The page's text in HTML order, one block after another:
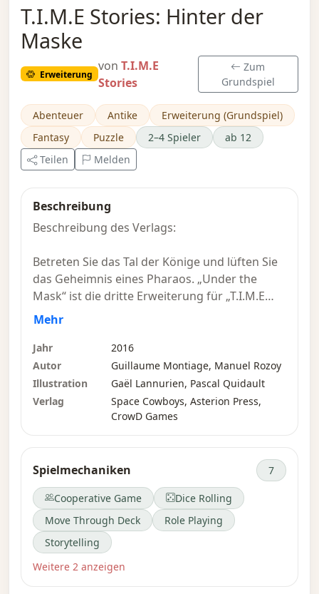
T.I.M.E Stories: Hinter der
Maske
Erweiterung
von T.I.M.E
Stories
Zum
Grundspiel
Abenteuer Antike
Erweiterung (Grundspiel)
Fantasy
Puzzle 2–4 Spieler
ab 12
Teilen
Melden
Beschreibung
Beschreibung des Verlags:
Betreten Sie das Tal der Könige und lüften Sie
das Geheimnis eines Pharaos. „Under the
Mask“ ist die dritte Erweiterung für „T.I.M.E
Stories“, das kooperative Spiel rund um
unbegrenzte Entdeckungen. Diesmal müssen
Sie und Ihre Mitstreiter als Zeitagenten ins alte
Ägypten reisen, um ein Verbrechen
aufzuklären, das die Zukunft zu destabilisieren
the Mask“ in ein Zeitalter voller Wunder und
Intrigen eintauchen, und während du diese
historische Welt erkundest, kannst du zum
ersten Mal die sofortigen Transfers nutzen, die
das „Instantaneous Transfer Device“ deines
Teams ermöglicht!
Mehr
Jahr
2016
Autor
Guillaume Montiage, Manuel Rozoy
Illustration
Gaël Lannurien, Pascal Quidault
Verlag
Space Cowboys, Asterion Press,
CrowD Games
Spielmechaniken 7
Cooperative Game
Dice Rolling
Move Through Deck
Role Playing
Storytelling
Weitere 2 anzeigen